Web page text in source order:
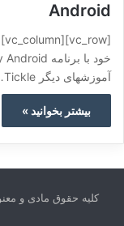
Android
آموزشهای دیگر Tickle…
بیشتر بخوانید »
کلیه حقوق مادی و